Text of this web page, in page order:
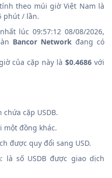
theo múi giờ Việt Nam là
phút / lần.
lúc 09:57:12 08/08/2026,
Bancor Networkđang có
của cặp này là$0.4686 với
cặp USDB.
một đồng khác.
được quy đổi sang USD.
là số USDB được giao dịch